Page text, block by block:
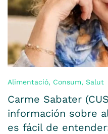
Alimentació, Consum, Salut
Carme Sabater
información sobre
es fácil de